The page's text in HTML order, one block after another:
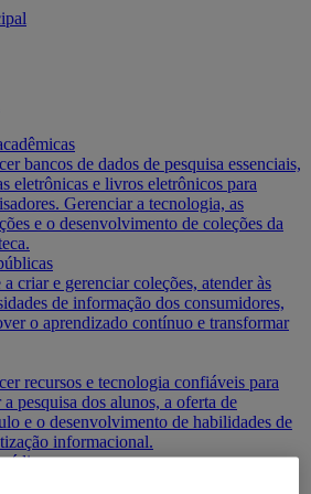
bancos de dados de pesquisa essenciais,
eletrônicas e livros eletrônicos para
Gerenciar a tecnologia, as
e o desenvolvimento de coleções da
criar e gerenciar coleções, atender às
de informação dos consumidores,
o aprendizado contínuo e transformar
recursos e tecnologia confiáveis para
a pesquisa dos alunos, a oferta de
e o desenvolvimento de habilidades de
informacional.